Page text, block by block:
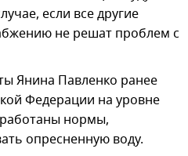
если все другие
не решат проблем с
Янина Павленко ранее
Федерации на уровне
нормы,
опресненную воду.